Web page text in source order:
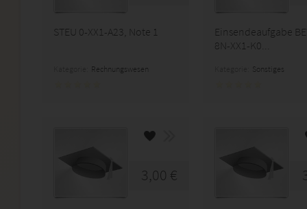
STEU 0-XX1-A23, Note 1
Rechnungswesen
Einsendeaufgabe
8N-XX1-K0...
Sonstiges
3,00 €